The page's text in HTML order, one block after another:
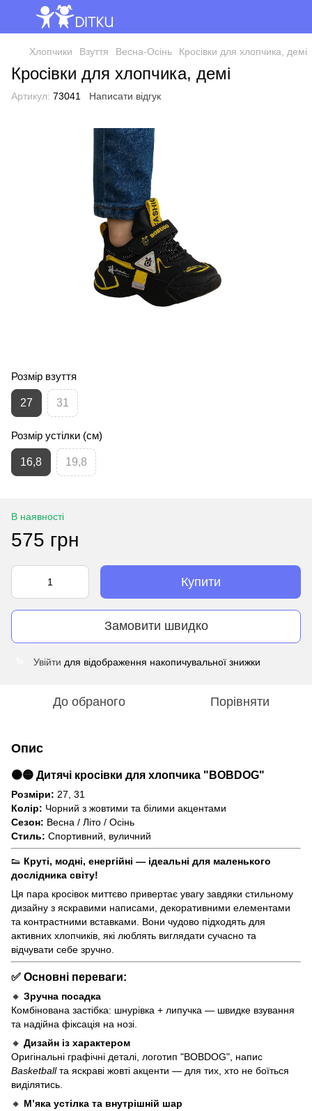
Хлопчики Взуття Весна-Осінь Кросівки для хлопчика, демі
Кросівки для хлопчика, демі
Артикул: 73041 Написати відгук
Розмір взуття
27 31
Розмір устілки (см)
16,8 19,8
В наявності
575 грн
Купити
Замовити швидко
Увійти для відображення накопичувальної знижки
До обраного Порівняти
Опис
⚫🟡 Дитячі кросівки для хлопчика "BOBDOG"
Розміри: 27, 31
Колір: Чорний з жовтими та білими акцентами
Сезон: Весна / Літо / Осінь
Стиль: Спортивний, вуличний
👟 Круті, модні, енергійні — ідеальні для маленького
дослідника світу!
Ця пара кросівок миттєво привертає увагу завдяки стильному
дизайну з яскравими написами, декоративними елементами
та контрастними вставками. Вони чудово підходять для
активних хлопчиків, які люблять виглядати сучасно та
відчувати себе зручно.
✅ Основні переваги:
🔸 Зручна посадка
Комбінована застібка: шнурівка + липучка — швидке взування
та надійна фіксація на нозі.
🔸 Дизайн із характером
Оригінальні графічні деталі, логотип "BOBDOG", напис
Basketballта яскраві жовті акценти — для тих, хто не боїться
виділятись.
🔸 М’яка устілка та внутрішній шар